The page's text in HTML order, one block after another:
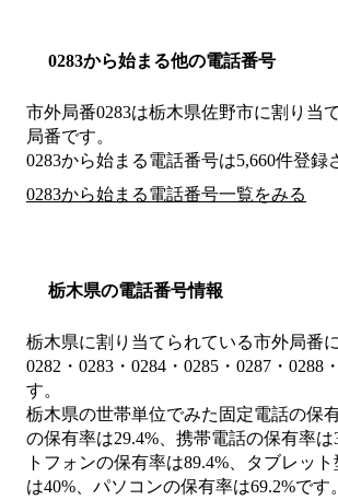
0283から始まる他の電話番号
市外局番0283は栃木県佐野市に割り当
局番です。
0283から始まる電話番号は5,660件登録
0283から始まる電話番号一覧をみる
栃木県の電話番号情報
栃木県に割り当てられている市外局番
0282・0283・0284・0285・0287・0288
す。
栃木県の世帯単位でみた固定電話の保
の保有率は29.4%、携帯電話の保有率は
トフォンの保有率は89.4%、タブレッ
は40%、パソコンの保有率は69.2%です